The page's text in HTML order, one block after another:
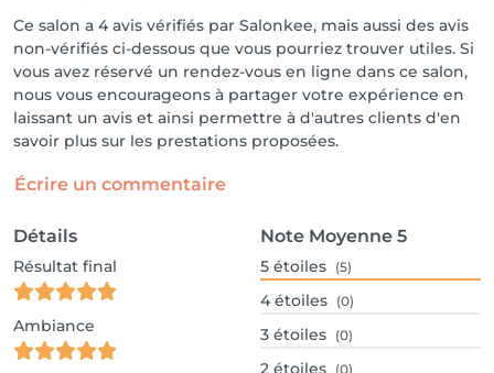
Ce salon a 4 avis vérifiés par Salonkee, mais aussi des avis
non-vérifiés ci-dessous que vous pourriez trouver utiles. Si
vous avez réservé un rendez-vous en ligne dans ce salon,
nous vous encourageons à partager votre expérience en
laissant un avis et ainsi permettre à d'autres clients d'en
savoir plus sur les prestations proposées.
Écrire un commentaire
Détails
Résultat final
Ambiance
Note Moyenne 5
5 étoiles (5)
4 étoiles (0)
3 étoiles (0)
2 étoiles (0)